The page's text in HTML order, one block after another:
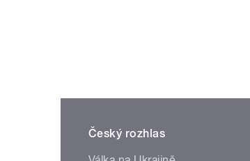
Český rozhlas